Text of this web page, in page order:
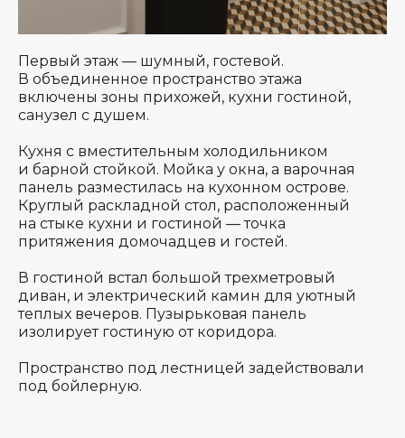
Первый этаж — шумный, гостевой.
В объединенное пространство этажа
включены зоны прихожей, кухни гостиной,
санузел с душем.
Кухня с вместительным холодильником
и барной стойкой. Мойка у окна, а варочная
панель разместилась на кухонном острове.
Круглый раскладной стол, расположенный
на стыке кухни и гостиной — точка
притяжения домочадцев и гостей.
В гостиной встал большой трехметровый
диван, и электрический камин для уютный
теплых вечеров. Пузырьковая панель
изолирует гостиную от коридора.
Пространство под лестницей задействовали
под бойлерную.